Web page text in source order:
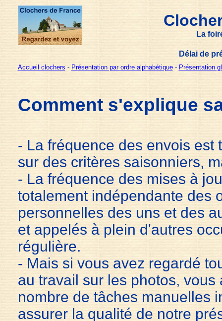
La
Délai de
Accueil clochers - Présentation par ordre alphabétique- Présentation
Comment s'explique
- La fréquence des envois est
sur des critères saisonniers,
- La fréquence des mises à
totalement indépendante des
personnelles des uns et des
et appelés à plein d'autres
régulière.
- Mais si vous avez regardé
au travail sur les photos, vous
nombre de tâches manuelles
assurer la qualité de notre